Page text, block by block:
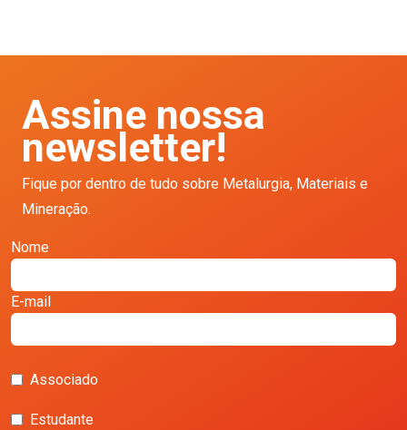
Assine nossa
newsletter!
Fique por dentro de tudo sobre Metalurgia, Materiais e
Mineração.
Nome
E-mail
Associado
Estudante